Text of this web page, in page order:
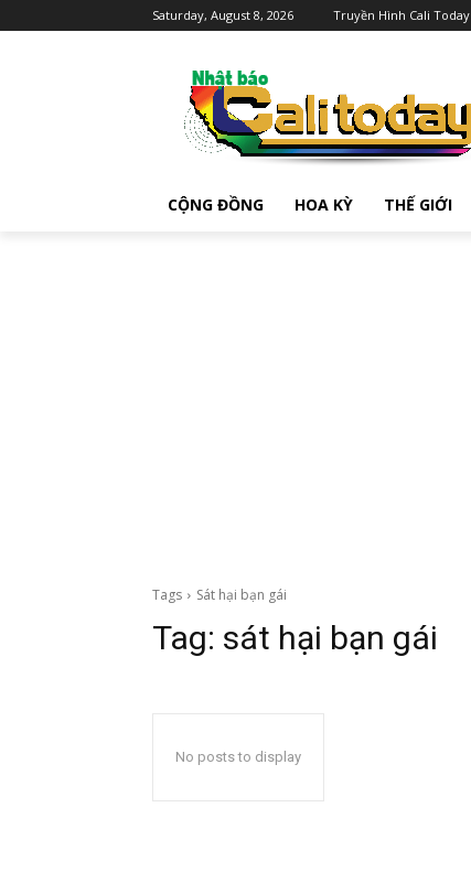
Saturday, August 8, 2026 Truyền Hình Cali Today
CỘNG ĐỒNG HOA KỲ THẾ GIỚI
Tags Sát hại bạn gái
Tag: sát hại bạn gái
No posts to display